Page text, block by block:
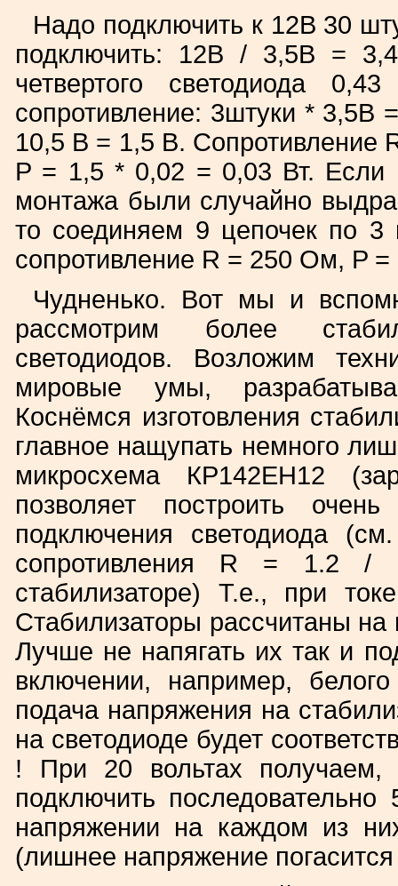
Надо подключить к 12В 30
подключить: 12В / 3,5В =
четвертого светодиода
сопротивление: 3штуки *
10,5 В = 1,5 В.
P = 1,5 * 0,02 = 0,03 Вт. Если
монтажа были случайно
то соединяем 9 цепочек по
сопротивление R = 250 Ом, P =
Чудненько. Вот мы и
рассмотрим более
светодиодов. Возложим
мировые умы,
Коснёмся изготовления
главное нащупать немного
микросхема КР142ЕН12
позволяет построить
подключения светодиода
сопротивления R = 1.2 /
стабилизаторе) Т.е., при
Стабилизаторы рассчитаны
Лучше не напягать их так и
включении, например,
подача напряжения на
на светодиоде будет
! При 20 вольтах получаем,
подключить
напряжении на каждом из
(лишнее напряжение